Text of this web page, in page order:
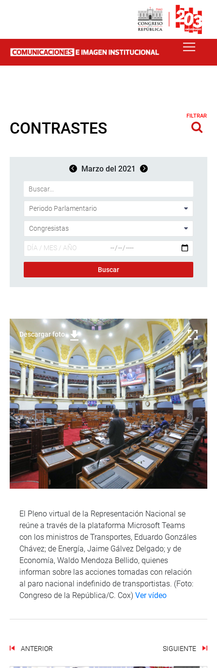
CONTRASTES
FILTRAR
Marzo del 2021
Descargar foto
El Pleno virtual de la Representación Nacional se
reúne a través de la plataforma Microsoft Teams
con los ministros de Transportes, Eduardo Gonzáles
Chávez; de Energía, Jaime Gálvez Delgado; y de
Economía, Waldo Mendoza Bellido, quienes
informan sobre las acciones tomadas con relación
al paro nacional indefinido de transportistas. (Foto:
Congreso de la República/C. Cox) Ver vídeo
ANTERIOR SIGUIENTE